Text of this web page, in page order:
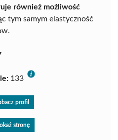
również możliwość
tym samym elastyczność
133
profil
stronę